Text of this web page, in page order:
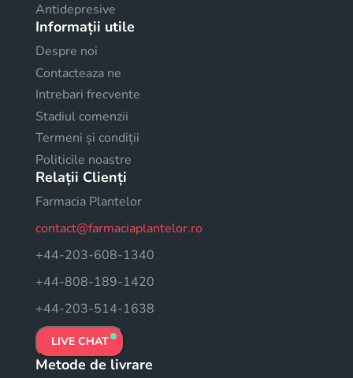
Antidepresive
Informații utile
Despre noi
Contacteaza ne
Intrebari frecvente
Stadiul comenzii
Termeni și condiții
Politicile noastre
Relații Clienți
Farmacia Plantelor
contact@farmaciaplantelor.ro
+44-203-608-1340
+44-808-189-1420
+44-203-514-1638
LIVE CHAT
Metode de livrare